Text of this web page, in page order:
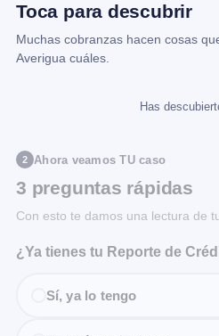
Toca para descubrir
Muchas cobranzas hacen cosas
Averigua cuáles.
Has
2 Ahora veamos TU caso
3 preguntas rápidas
Con esto te damos una lectura de
¿Ya tienes tu Reporte de
Sí, ya lo tengo